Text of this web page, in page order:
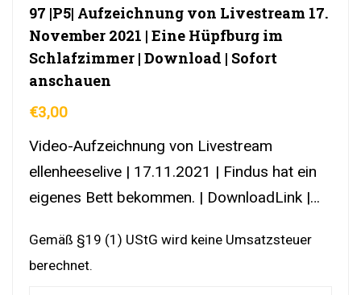
97 |P5| Aufzeichnung von Livestream 17.
November 2021 | Eine Hüpfburg im
Schlafzimmer | Download | Sofort
anschauen
€3,00
Video-Aufzeichnung von Livestream
ellenheeselive | 17.11.2021 | Findus hat ein
eigenes Bett bekommen. | DownloadLink |
Gemäß §19 (1) UStG wird keine Umsatzsteuer
berechnet.